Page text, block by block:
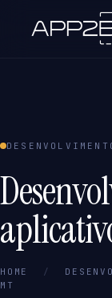
HOME /
MT